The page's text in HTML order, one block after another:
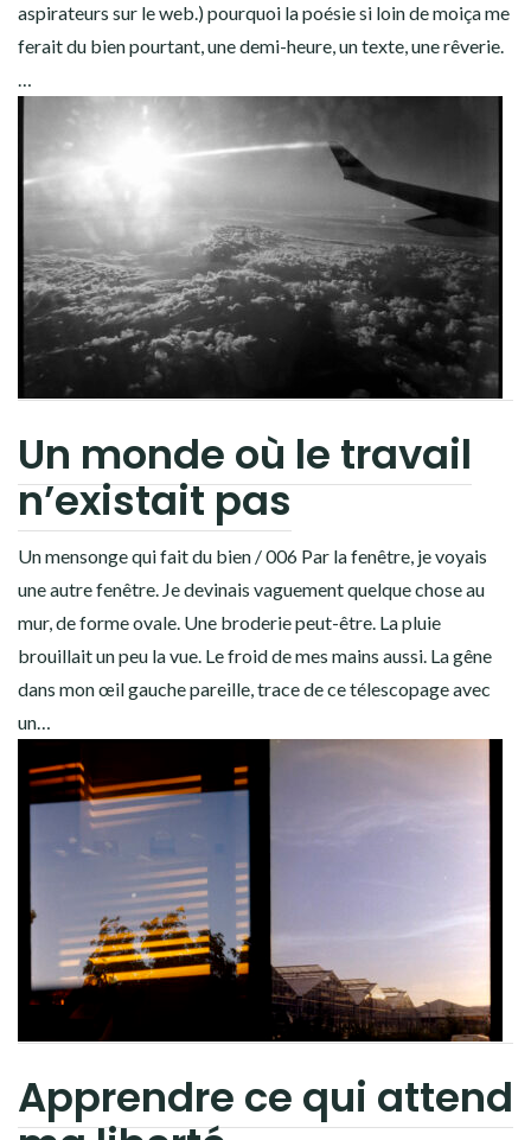
aspirateurs sur le web.) pourquoi la poésie si loin de moiça me
ferait du bien pourtant, une demi-heure, un texte, une rêverie.
…
Un monde où le travail
n’existait pas
Un mensonge qui fait du bien / 006 Par la fenêtre, je voyais
une autre fenêtre. Je devinais vaguement quelque chose au
mur, de forme ovale. Une broderie peut-être. La pluie
brouillait un peu la vue. Le froid de mes mains aussi. La gêne
dans mon œil gauche pareille, trace de ce télescopage avec
un…
Apprendre ce qui attend